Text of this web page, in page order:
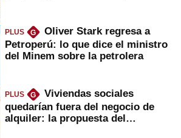
PLUS G
Oliver Stark regresa a
Petroperú: lo que dice el ministro
del Minem sobre la petrolera
PLUS G
Viviendas sociales
quedarían fuera del negocio de
alquiler: la propuesta del